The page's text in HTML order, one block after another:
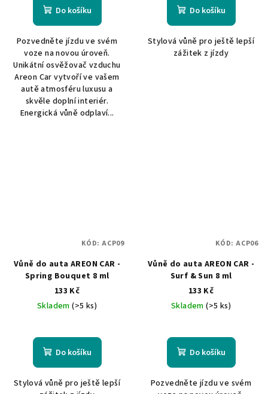
Do košíku
Pozvedněte jízdu ve svém
voze na novou úroveň.
Unikátní osvěžovač vzduchu
Areon Car vytvoří ve vašem
autě atmosféru luxusu a
skvěle doplní interiér.
Energická vůně odplaví...
Do košíku
Stylová vůně pro ještě lepší
zážitek z jízdy
Vůně do auta AREON CAR -
Spring Bouquet 8 ml
133 Kč
Skladem(>5 ks)
Do košíku
Stylová vůně pro ještě lepší
KÓD: ACP09
Vůně do auta AREON CAR -
Surf & Sun 8 ml
133 Kč
Skladem(>5 ks)
Do košíku
Pozvedněte jízdu ve svém
KÓD: ACP06